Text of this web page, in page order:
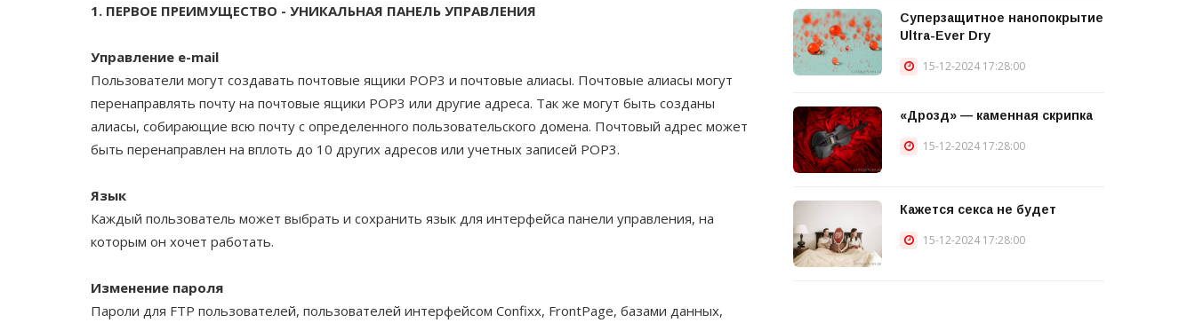
1. ПЕРВОЕ ПРЕИМУЩЕСТВО - УНИКАЛЬНАЯ ПАНЕЛЬ УПРАВЛЕНИЯ
Управление e-mail
Пользователи могут создавать почтовые ящики POP3 и почтовые алиасы. Почтовые алиасы могут
перенаправлять почту на почтовые ящики POP3 или другие адреса. Так же могут быть созданы
алиасы, собирающие всю почту с определенного пользовательского домена. Почтовый адрес может
быть перенаправлен на вплоть до 10 других адресов или учетных записей POP3.
Язык
Каждый пользователь может выбрать и сохранить язык для интерфейса панели управления, на
которым он хочет работать.
Изменение пароля
Пароли для FTP пользователей, пользователей интерфейсом Confixx, FrontPage, базами данных,
Суперзащитное нанопокрытие
Ultra-Ever Dry
15-12-2024 17:28:00
«Дрозд» — каменная скрипка
15-12-2024 17:28:00
Кажется секса не будет
15-12-2024 17:28:00